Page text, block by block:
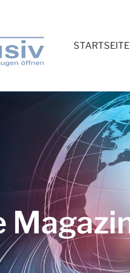
STARTSEITE